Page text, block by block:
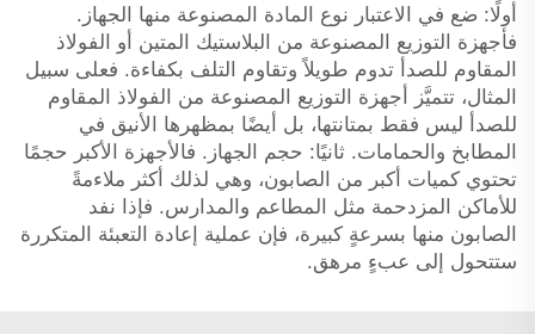
أولًا: ضع في الاعتبار نوع المادة المصنوعة منها الجهاز.
فأجهزة التوزيع المصنوعة من البلاستيك المتين أو الفولاذ
المقاوم للصدأ تدوم طويلاً وتقاوم التلف بكفاءة. فعلى سبيل
المثال، تتميَّز أجهزة التوزيع المصنوعة من الفولاذ المقاوم
للصدأ ليس فقط بمتانتها، بل أيضًا بمظهرها الأنيق في
المطابخ والحمامات. ثانيًا: حجم الجهاز. فالأجهزة الأكبر حجمًا
تحتوي كميات أكبر من الصابون، وهي لذلك أكثر ملاءمةً
للأماكن المزدحمة مثل المطاعم والمدارس. فإذا نفد
الصابون منها بسرعةٍ كبيرة، فإن عملية إعادة التعبئة المتكررة
ستتحول إلى عبءٍ مرهق.